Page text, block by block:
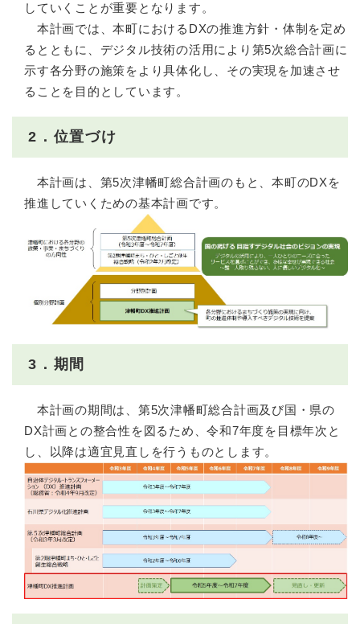
していくことが重要となります。
本計画では、本町におけるDXの推進方針・体制を定め
るとともに、デジタル技術の活用により第5次総合計画に
示す各分野の施策をより具体化し、その実現を加速させ
ることを目的としています。
2．位置づけ
本計画は、第5次津幡町総合計画のもと、本町のDXを
推進していくための基本計画です。
3．期間
本計画の期間は、第5次津幡町総合計画及び国・県の
DX計画との整合性を図るため、令和7年度を目標年次と
し、以降は適宜見直しを行うものとします。